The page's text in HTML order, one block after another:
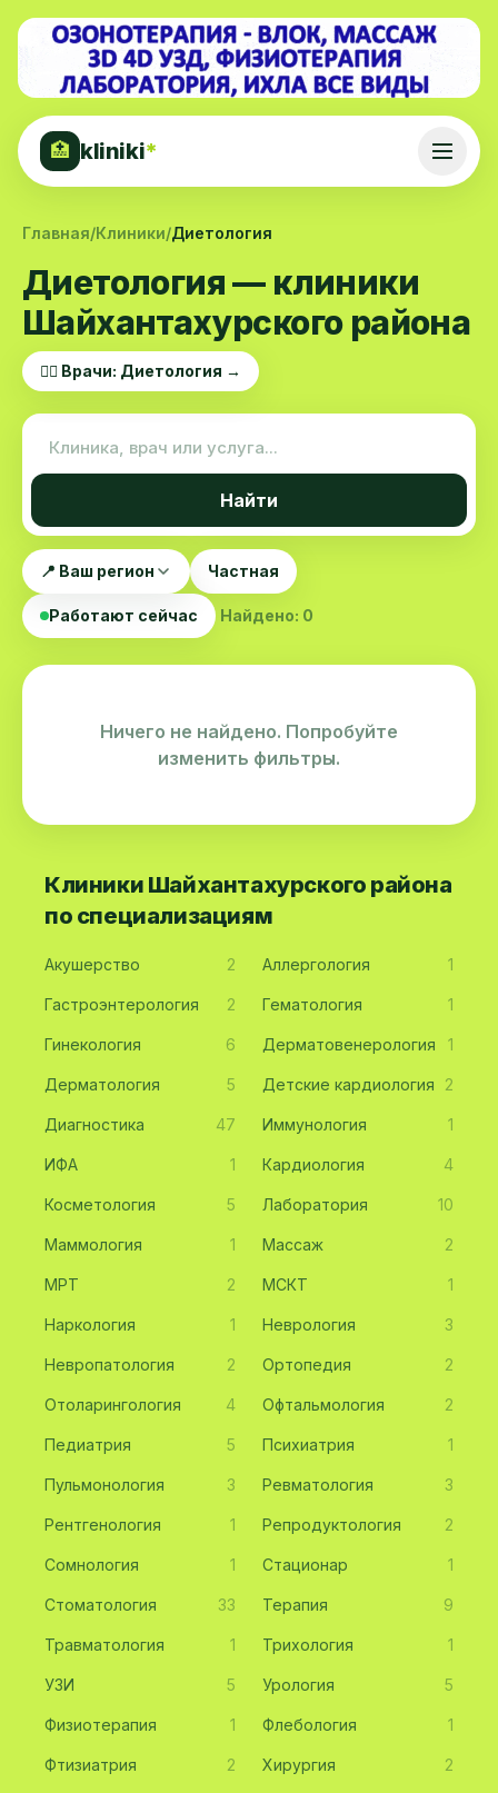
🏥 kliniki*
Главная/Клиники/Диетология
Диетология — клиники
Шайхантахурского района
👨‍⚕️ Врачи: Диетология →
Найти
📍 Ваш регион Частная
Работают сейчас Найдено: 0
Ничего не найдено. Попробуйте
изменить фильтры.
Клиники Шайхантахурского района
по специализациям
Акушерство 2 Аллергология 1
Гастроэнтерология 2 Гематология 1
Гинекология 6 Дерматовенерология 1
Дерматология 5 Детские кардиология 2
Диагностика 47 Иммунология 1
ИФА 1 Кардиология 4
Косметология 5 Лаборатория 10
Маммология 1 Массаж 2
МРТ 2 МСКТ 1
Наркология 1 Неврология 3
Невропатология 2 Ортопедия 2
Отоларингология 4 Офтальмология 2
Педиатрия 5 Психиатрия 1
Пульмонология 3 Ревматология 3
Рентгенология 1 Репродуктология 2
Сомнология 1 Стационар 1
Стоматология 33 Терапия 9
Травматология 1 Трихология 1
УЗИ 5 Урология 5
Физиотерапия 1 Флебология 1
Фтизиатрия 2 Хирургия 2